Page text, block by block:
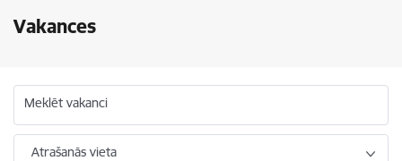
Vakances
Meklēt vakanci
Atrašanās vieta